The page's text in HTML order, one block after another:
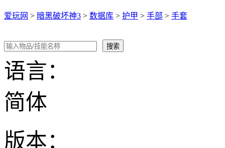
爱玩网 > 暗黑破坏神3 > 数据库 > 护甲 > 手部 > 手套
语言：
简体
版本：